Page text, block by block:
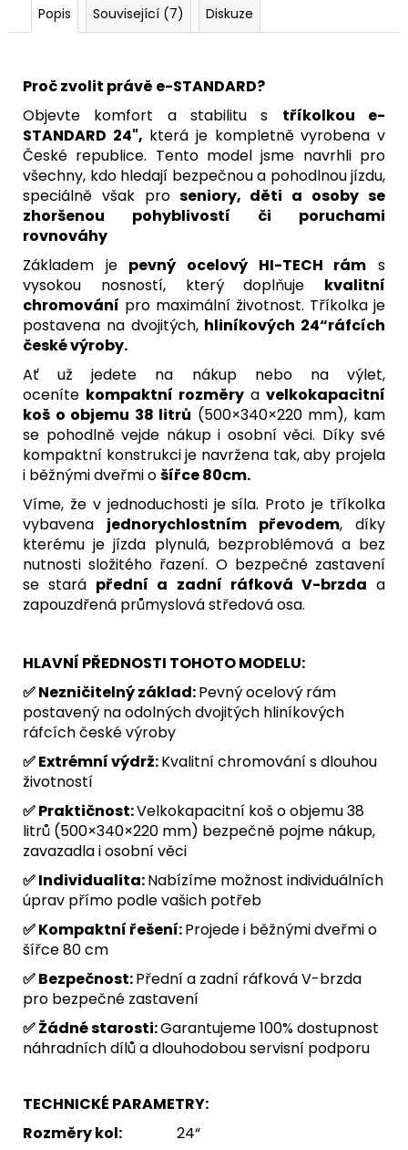
Popis Související (7) Diskuze
Proč zvolit právě e-STANDARD?
Objevte komfort a stabilitu s tříkolkou e-
STANDARD 24", která je kompletně vyrobena v
České republice. Tento model jsme navrhli pro
všechny, kdo hledají bezpečnou a pohodlnou jízdu,
speciálně však proseniory, děti a osoby se
zhoršenou pohyblivostí či poruchami
rovnováhy
Základem je pevný ocelový HI-TECH rám s
vysokou nosností, který doplňuje kvalitní
chromování pro maximální životnost. Tříkolka je
postavena na dvojitých, hliníkových 24“ráfcích
české výroby.
Ať už jedete na nákup nebo na výlet,
oceníte kompaktní rozměry a velkokapacitní
koš o objemu 38 litrů (500×340×220 mm), kam
se pohodlně vejde nákup i osobní věci. Díky své
kompaktní konstrukci je navržena tak, aby projela
i běžnými dveřmi ošířce 80cm.
Víme, že v jednoduchosti je síla. Proto je tříkolka
vybavena jednorychlostním převodem, díky
kterému je jízda plynulá, bezproblémová a bez
nutnosti složitého řazení. O bezpečné zastavení
se stará přední a zadní ráfková V-brzda a
zapouzdřená průmyslová středová osa.
HLAVNÍ PŘEDNOSTI TOHOTO MODELU:
✅ Nezničitelný základ:Pevný ocelový rám
postavený na odolných dvojitých hliníkových
ráfcích české výroby
✅ Extrémní výdrž:Kvalitní chromování s dlouhou
životností
✅ Praktičnost:Velkokapacitní koš o objemu 38
litrů (500×340×220 mm) bezpečně pojme nákup,
zavazadla i osobní věci
✅ Individualita:Nabízíme možnost individuálních
úprav přímo podle vašich potřeb
✅ Kompaktní řešení:Projede i běžnými dveřmi o
šířce 80 cm
✅ Bezpečnost:Přední a zadní ráfková V-brzda
pro bezpečné zastavení
✅ Žádné starosti:Garantujeme 100% dostupnost
náhradních dílů a dlouhodobou servisní podporu
TECHNICKÉ PARAMETRY:
Rozměry kol:
24“